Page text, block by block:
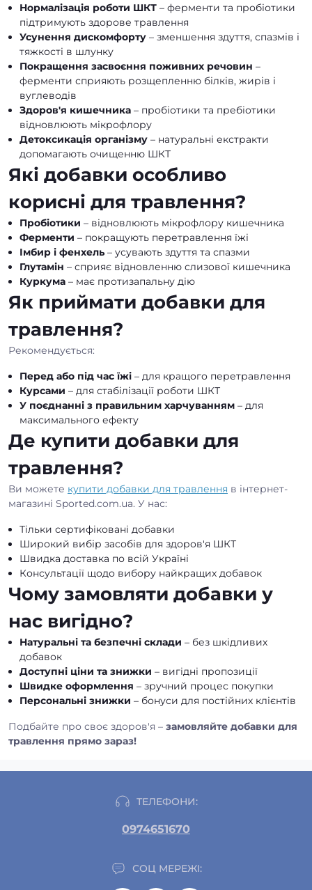
Нормалізація роботи ШКТ – ферменти та пробіотики
підтримують здорове травлення
Усунення дискомфорту – зменшення здуття, спазмів і
тяжкості в шлунку
Покращення засвоєння поживних речовин –
ферменти сприяють розщепленню білків, жирів і
вуглеводів
Здоров'я кишечника – пробіотики та пребіотики
відновлюють мікрофлору
Детоксикація організму – натуральні екстракти
допомагають очищенню ШКТ
Які добавки особливо
корисні для травлення?
Пробіотики – відновлюють мікрофлору кишечника
Ферменти – покращують перетравлення їжі
Імбир і фенхель– усувають здуття та спазми
Глутамін – сприяє відновленню слизової кишечника
Куркума – має протизапальну дію
Як приймати добавки для
травлення?
Рекомендується:
Перед або під час їжі – для кращого перетравлення
Курсами – для стабілізації роботи ШКТ
У поєднанні з правильним харчуванням – для
максимального ефекту
Де купити добавки для
травлення?
Ви можете купити добавки для травлення в інтернет-
магазині Sported.com.ua. У нас:
Тільки сертифіковані добавки
Широкий вибір засобів для здоров'я ШКТ
Швидка доставка по всій Україні
Консультації щодо вибору найкращих добавок
Чому замовляти добавки у
нас вигідно?
Натуральні та безпечні склади – без шкідливих
добавок
Доступні ціни та знижки – вигідні пропозиції
Швидке оформлення – зручний процес покупки
Персональні знижки – бонуси для постійних клієнтів
Подбайте про своє здоров'я – замовляйте добавки для
травлення прямо зараз!
ТЕЛЕФОНИ:
0974651670
СОЦ МЕРЕЖІ: